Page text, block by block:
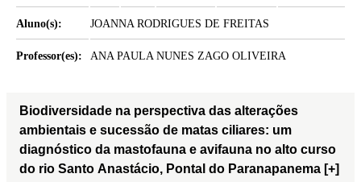
Aluno(s): JOANNA RODRIGUES DE FREITAS
Professor(es): ANA PAULA NUNES ZAGO OLIVEIRA
Biodiversidade na perspectiva das alterações
ambientais e sucessão de matas ciliares: um
diagnóstico da mastofauna e avifauna no alto curso
do rio Santo Anastácio, Pontal do Paranapanema [+]